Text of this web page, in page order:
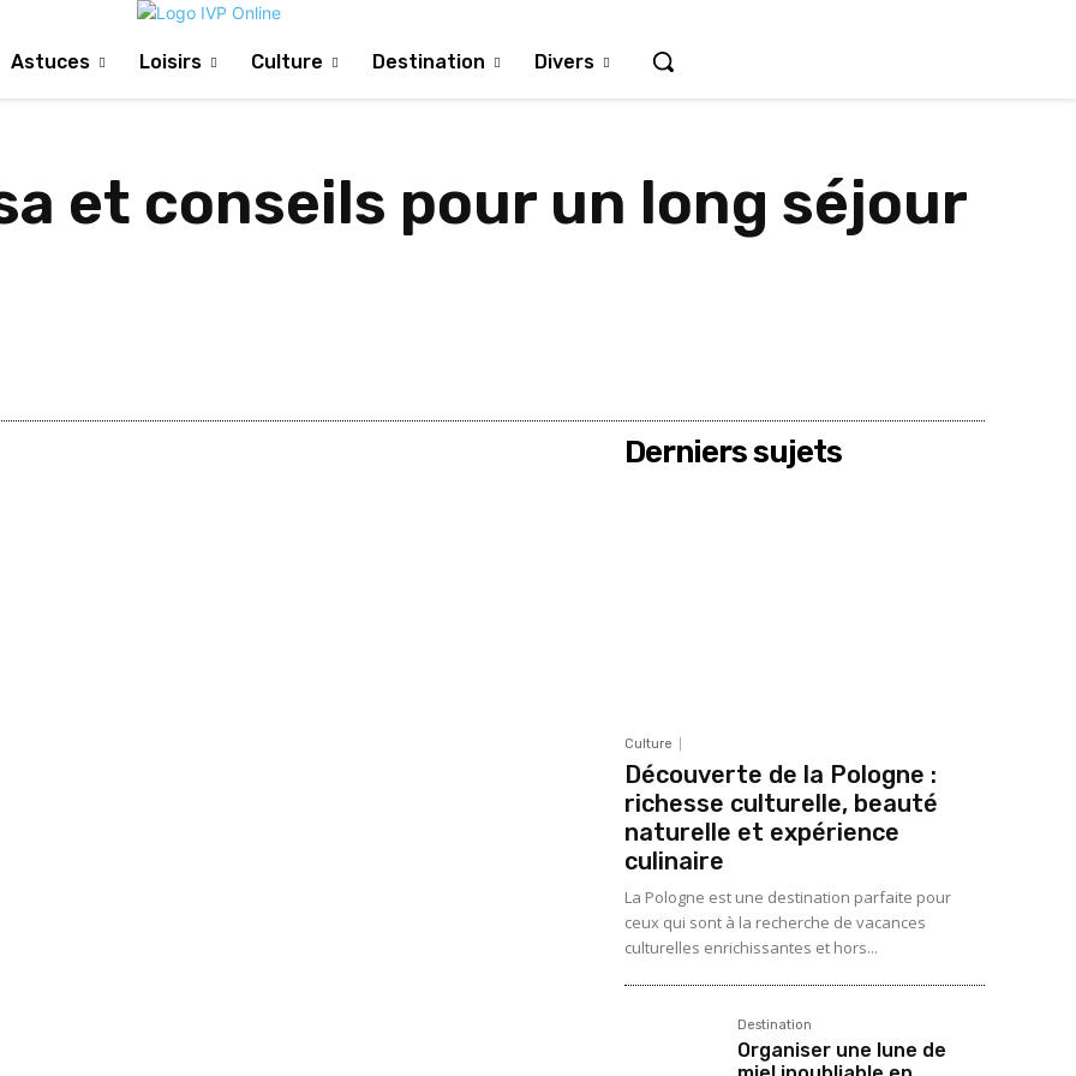
Astuces Loisirs Culture Destination Divers
et conseils pour un long séjour
Derniers sujets
Culture
Découverte de la Pologne :
richesse culturelle, beauté
naturelle et expérience
culinaire
La Pologne est une destination parfaite pour
ceux qui sont à la recherche de vacances
culturelles enrichissantes et hors...
Destination
Organiser une lune de